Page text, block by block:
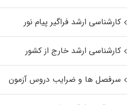
کارشناسی ارشد فراگیر پیام نور
کارشناسی ارشد خارج از کشور
سرفصل ها و ضرایب دروس آزمون